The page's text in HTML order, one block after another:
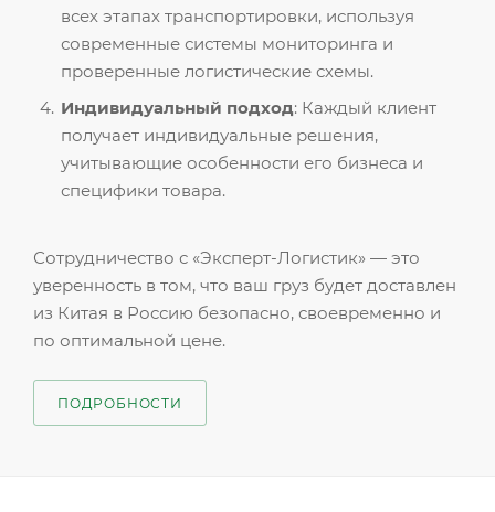
всех этапах транспортировки, используя
современные системы мониторинга и
проверенные логистические схемы.
Индивидуальный подход: Каждый клиент
получает индивидуальные решения,
учитывающие особенности его бизнеса и
специфики товара.
Сотрудничество с «Эксперт-Логистик» — это
уверенность в том, что ваш груз будет доставлен
из Китая в Россию безопасно, своевременно и
по оптимальной цене.
ПОДРОБНОСТИ